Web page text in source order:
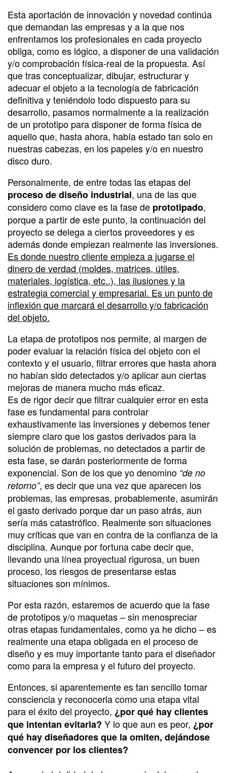
Esta aportación de innovación y novedad continúa
que demandan las empresas y a la que nos
enfrentamos los profesionales en cada proyecto
obliga, como es lógico, a disponer de una validación
y/o comprobación física-real de la propuesta. Así
que tras conceptualizar, dibujar, estructurar y
adecuar el objeto a la tecnología de fabricación
definitiva y teniéndolo todo dispuesto para su
desarrollo, pasamos normalmente a la realización
de un prototipo para disponer de forma física de
aquello que, hasta ahora, había estado tan solo en
nuestras cabezas, en los papeles y/o en nuestro
disco duro.
Personalmente, de entre todas las etapas del
proceso de diseño industrial, una de las que
considero como clave es la fase de prototipado,
porque a partir de este punto, la continuación del
proyecto se delega a ciertos proveedores y es
además donde empiezan realmente las inversiones.
Es donde nuestro cliente empieza a jugarse el
dinero de verdad (moldes, matrices, útiles,
materiales, logística, etc..), las ilusiones y la
estrategia comercial y empresarial. Es un punto de
inflexión que marcará el desarrollo y/o fabricación
del objeto.
La etapa de prototipos nos permite, al margen de
poder evaluar la relación física del objeto con el
contexto y el usuario, filtrar errores que hasta ahora
no habían sido detectados y/o aplicar aun ciertas
mejoras de manera mucho más eficaz.
Es de rigor decir que filtrar cualquier error en esta
fase es fundamental para controlar
exhaustivamente las inversiones y debemos tener
siempre claro que los gastos derivados para la
solución de problemas, no detectados a partir de
esta fase, se darán posteriormente de forma
exponencial. Son de los que yo denomino “de no
retorno”, es decir que una vez que aparecen los
problemas, las empresas, probablemente, asumirán
el gasto derivado porque dar un paso atrás, aun
sería más catastrófico. Realmente son situaciones
muy críticas que van en contra de la confianza de la
disciplina. Aunque por fortuna cabe decir que,
llevando una línea proyectual rigurosa, un buen
proceso, los riesgos de presentarse estas
situaciones son mínimos.
Por esta razón, estaremos de acuerdo que la fase
de prototipos y/o maquetas – sin menospreciar
otras etapas fundamentales, como ya he dicho – es
realmente una etapa obligada en el proceso de
diseño y es muy importante tanto para el diseñador
como para la empresa y el futuro del proyecto.
Entonces, si aparentemente es tan sencillo tomar
consciencia y reconocerla como una etapa vital
para el éxito del proyecto, ¿por qué hay clientes
que intentan evitarla? Y lo que aun es peor, ¿por
qué hay diseñadores que la omiten, dejándose
convencer por los clientes?